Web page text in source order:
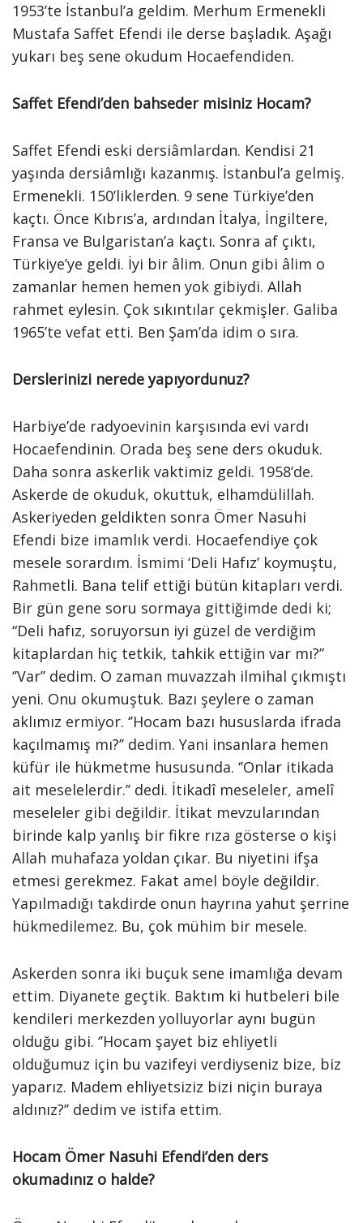
1953’te İstanbul’a geldim. Merhum Ermenekli
Mustafa Saffet Efendi ile derse başladık. Aşağı
yukarı beş sene okudum Hocaefendiden.
Saffet Efendi’den bahseder misiniz Hocam?
Saffet Efendi eski dersiâmlardan. Kendisi 21
yaşında dersiâmlığı kazanmış. İstanbul’a gelmiş.
Ermenekli. 150’liklerden. 9 sene Türkiye’den
kaçtı. Önce Kıbrıs’a, ardından İtalya, İngiltere,
Fransa ve Bulgaristan’a kaçtı. Sonra af çıktı,
Türkiye’ye geldi. İyi bir âlim. Onun gibi âlim o
zamanlar hemen hemen yok gibiydi. Allah
rahmet eylesin. Çok sıkıntılar çekmişler. Galiba
1965’te vefat etti. Ben Şam’da idim o sıra.
Derslerinizi nerede yapıyordunuz?
Harbiye’de radyoevinin karşısında evi vardı
Hocaefendinin. Orada beş sene ders okuduk.
Daha sonra askerlik vaktimiz geldi. 1958’de.
Askerde de okuduk, okuttuk, elhamdülillah.
Askeriyeden geldikten sonra Ömer Nasuhi
Efendi bize imamlık verdi. Hocaefendiye çok
mesele sorardım. İsmimi ‘Deli Hafız’ koymuştu,
Rahmetli. Bana telif ettiği bütün kitapları verdi.
Bir gün gene soru sormaya gittiğimde dedi ki;
“Deli hafız, soruyorsun iyi güzel de verdiğim
kitaplardan hiç tetkik, tahkik ettiğin var mı?”
‘’Var’’ dedim. O zaman muvazzah ilmihal çıkmıştı
yeni. Onu okumuştuk. Bazı şeylere o zaman
aklımız ermiyor. ‘’Hocam bazı hususlarda ifrada
kaçılmamış mı?’’ dedim. Yani insanlara hemen
küfür ile hükmetme hususunda. ‘’Onlar itikada
ait meselelerdir.’’ dedi. İtikadî meseleler, amelî
meseleler gibi değildir. İtikat mevzularından
birinde kalp yanlış bir fikre rıza gösterse o kişi
Allah muhafaza yoldan çıkar. Bu niyetini ifşa
etmesi gerekmez. Fakat amel böyle değildir.
Yapılmadığı takdirde onun hayrına yahut şerrine
hükmedilemez. Bu, çok mühim bir mesele.
Askerden sonra iki buçuk sene imamlığa devam
ettim. Diyanete geçtik. Baktım ki hutbeleri bile
kendileri merkezden yolluyorlar aynı bugün
olduğu gibi. ‘’Hocam şayet biz ehliyetli
olduğumuz için bu vazifeyi verdiyseniz bize, biz
yaparız. Madem ehliyetsiziz bizi niçin buraya
aldınız?’’ dedim ve istifa ettim.
Hocam Ömer Nasuhi Efendi’den ders
okumadınız o halde?